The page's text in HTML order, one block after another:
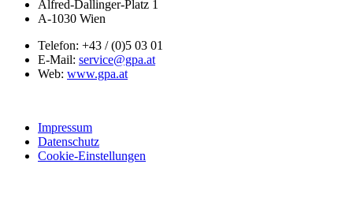
Alfred-Dallinger-Platz 1
A-1030 Wien
Telefon: +43 / (0)5 03 01
E-Mail: service@gpa.at
Web: www.gpa.at
Impressum
Datenschutz
Cookie-Einstellungen